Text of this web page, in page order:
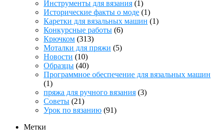
Инструменты для вязания (1)
Исторические факты о моде (1)
Каретки для вязальных машин (1)
Конкурсные работы (6)
Крючком (313)
Моталки для пряжи (5)
Новости (10)
Образцы (40)
Программное обеспечение для вязальных машин
(1)
пряжа для ручного вязания (3)
Советы (21)
Урок по вязанию (91)
Метки